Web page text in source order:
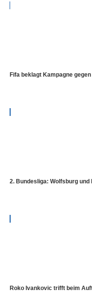
Fifa beklagt Kampagne
2. Bundesliga: Wolfsburg
Roko Ivankovic trifft beim